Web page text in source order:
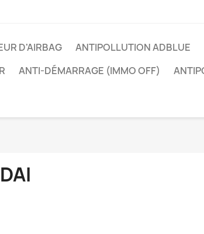
D'AIRBAG ANTIPOLLUTION ADBLUE
ANTI-DÉMARRAGE (IMMO OFF)